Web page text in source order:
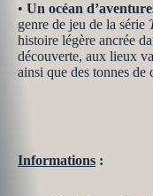
• Un océan
genre de jeu de la série
histoire légère ancrée
découverte, aux lieux
ainsi que des tonnes de
Informations :